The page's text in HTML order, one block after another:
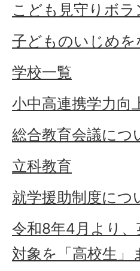
こども見守りボ
子どものいじめを
学校一覧
小中高連携学力向
総合教育会議につ
立科教育
就学援助制度につ
令和8年4月より
対象を「高校生」